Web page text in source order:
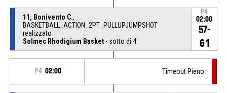
11, Bonivento C.,
BASKETBALL_ACTION_2PT_PULLUPJUMPSHOT
realizzato
Solmec Rhodigium Basket- sotto di 4
P4
02:00
57-
61
P4 02:00 Timeout Pieno